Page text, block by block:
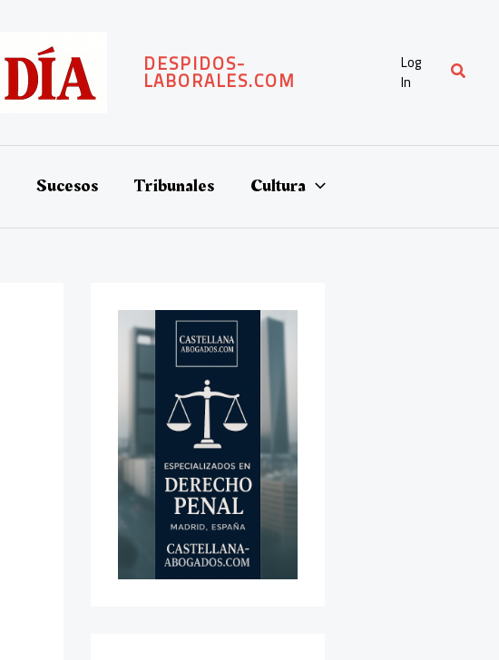
DESPIDOS-
LABORALES.COM
Log
In Buscar
Sucesos Tribunales Cultura